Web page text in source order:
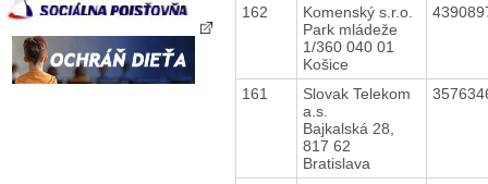
162
Komenský s.r.o.
Park mládeže
1/360 040 01
Košice
161
Slovak Telekom
a.s.
Bajkalská 28,
817 62
Bratislava